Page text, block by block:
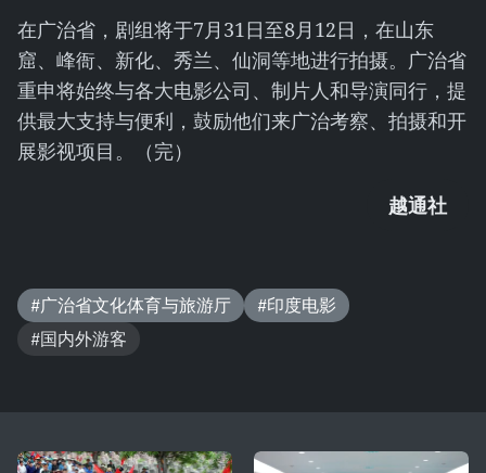
在广治省，剧组将于7月31日至8月12日，在山东
窟、峰衙、新化、秀兰、仙洞等地进行拍摄。广治省
重申将始终与各大电影公司、制片人和导演同行，提
供最大支持与便利，鼓励他们来广治考察、拍摄和开
展影视项目。（完）
越通社
#广治省文化体育与旅游厅
#印度电影
#国内外游客